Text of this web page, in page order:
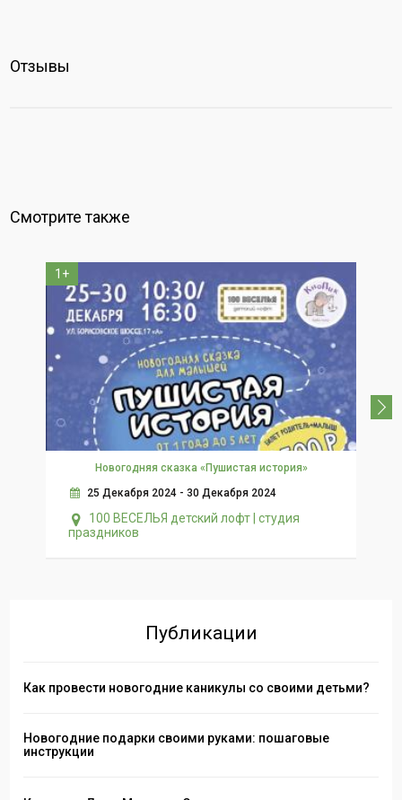
Отзывы
Смотрите также
1+
Новогодняя сказка «Пушистая история»
25 Декабря 2024 - 30 Декабря 2024
100 ВЕСЕЛЬЯ детский лофт | студия
праздников
Публикации
Как провести новогодние каникулы со своими детьми?
Новогодние подарки своими руками: пошаговые
инструкции